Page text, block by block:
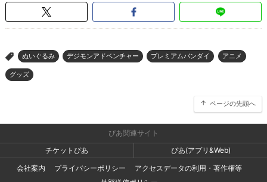
> ぬいぐるみ デジモンアドベンチャー プレミアムバンダイ アニメ
グッズ
ページの先頭へ
ぴあ関連サイト
チケットぴあ
ぴあ(アプリ&Web)
会社案内
プライバシーポリシー
アクセスデータの利用・著作権等